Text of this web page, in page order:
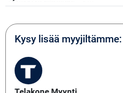
Kysy lisää myyjiltämme: